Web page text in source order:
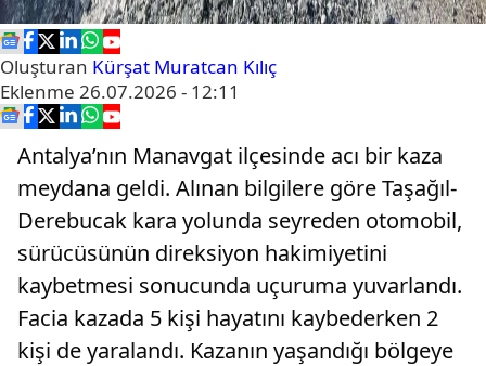
Oluşturan Kürşat Muratcan Kılıç
Eklenme 26.07.2026 - 12:11
Antalya’nın Manavgat ilçesinde acı bir kaza
meydana geldi. Alınan bilgilere göre Taşağıl-
Derebucak kara yolunda seyreden otomobil,
sürücüsünün direksiyon hakimiyetini
kaybetmesi sonucunda uçuruma yuvarlandı.
Facia kazada 5 kişi hayatını kaybederken 2
kişi de yaralandı. Kazanın yaşandığı bölgeye